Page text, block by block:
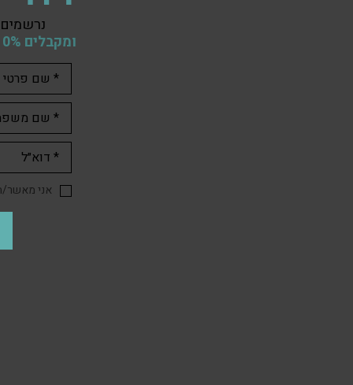
ומקבלים 10% הנחה
אני מאשר/